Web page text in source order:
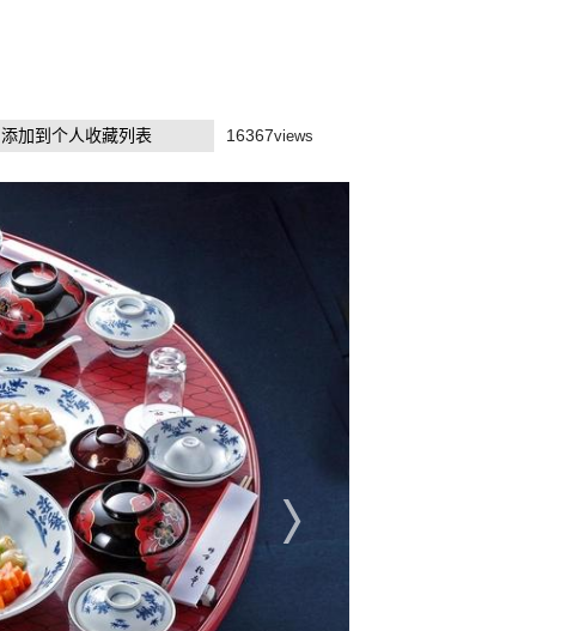
添加到个人收藏列表 16367views